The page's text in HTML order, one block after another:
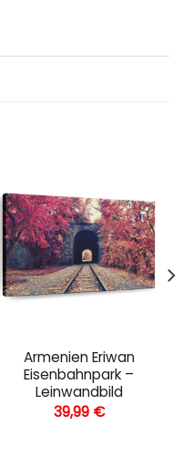
Armenien Eriwan
Eisenbahnpark –
Leinwandbild
39,99 €